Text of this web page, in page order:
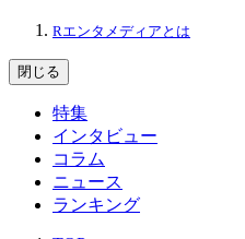
Rエンタメディアとは
閉じる
特集
インタビュー
コラム
ニュース
ランキング